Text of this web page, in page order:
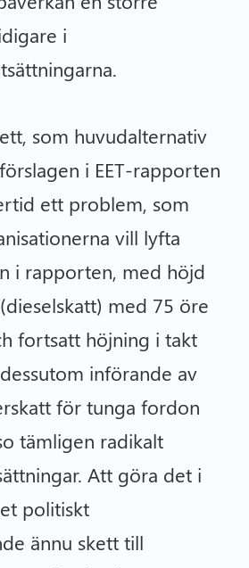
i
som huvudalternativ
i EET-rapporten
ett problem, som
vill lyfta
i rapporten, med höjd
med 75 öre
fortsatt höjning i takt
införande av
för tunga fordon
tämligen radikalt
Att göra det i
politiskt
ännu skett till